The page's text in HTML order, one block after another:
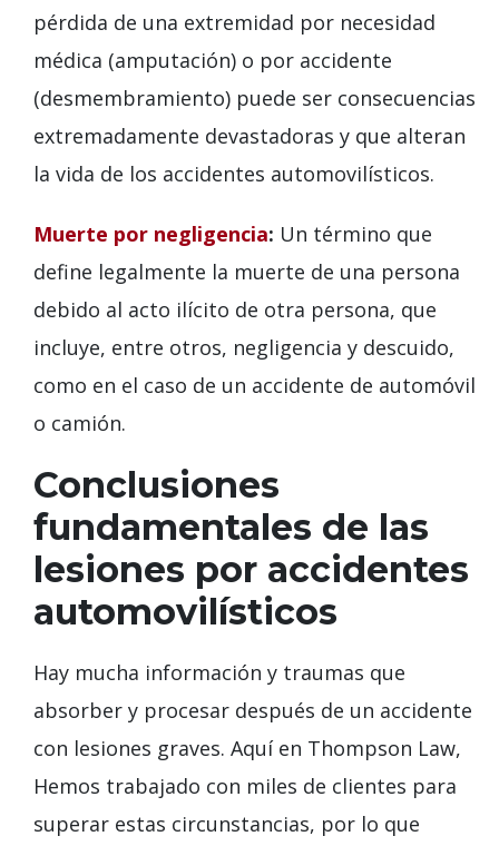
pérdida de una extremidad por necesidad
médica (amputación) o por accidente
(desmembramiento) puede ser consecuencias
extremadamente devastadoras y que alteran
la vida de los accidentes automovilísticos.
Muerte por negligencia: Un término que
define legalmente la muerte de una persona
debido al acto ilícito de otra persona, que
incluye, entre otros, negligencia y descuido,
como en el caso de un accidente de automóvil
o camión.
Conclusiones
fundamentales de las
lesiones por accidentes
automovilísticos
Hay mucha información y traumas que
absorber y procesar después de un accidente
con lesiones graves. Aquí en Thompson Law,
Hemos trabajado con miles de clientes para
superar estas circunstancias, por lo que